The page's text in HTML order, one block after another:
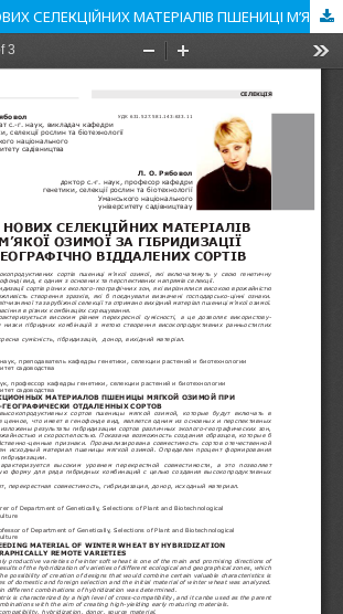
СТВОРЕННЯ НОВИХ СЕЛЕКЦІЙНИХ МАТЕРІАЛІВ ПШЕНИЦІ М’ЯКОЇ ОЗИМОЇ ЗА ГІБРИДИЗАЦІЇ ЕКОЛОГО-ГЕОГРАФІЧНО ВІДДАЛЕНИХ СОРТІВ